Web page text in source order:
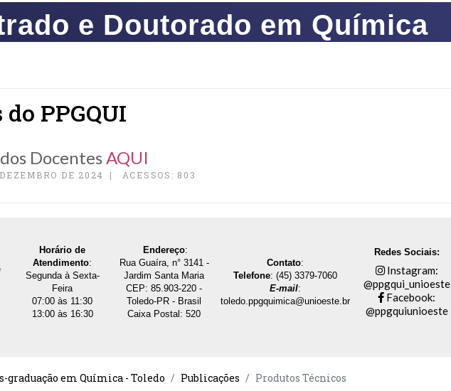
e Doutorado em Química
PPGQUI
DocentesAQUI
DE 2024 ACESSOS: 803
Horário de
Atendimento:
Segunda à Sexta-
Feira
07:00 às 11:30
13:00 às 16:30
Endereço:
Rua Guaíra, n° 3141 -
Jardim Santa Maria
CEP: 85.903-220 -
Toledo-PR - Brasil
Caixa Postal: 520
Contato:
Telefone: (45) 3379-7060
E-mail:
toledo.ppgquimica@unioeste.br
Redes Sociais:
Instagram:
@ppgqui_unioeste
Facebook:
@ppgquiunioeste
graduação em Química - Toledo Publicações Produtos Técnicos